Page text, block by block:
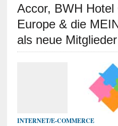
Accor, BWH Hotel
Europe & die
als neue Mitglieder
INTERNET/E-COMMERCE